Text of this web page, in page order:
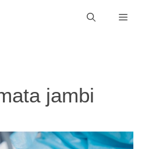
jambi